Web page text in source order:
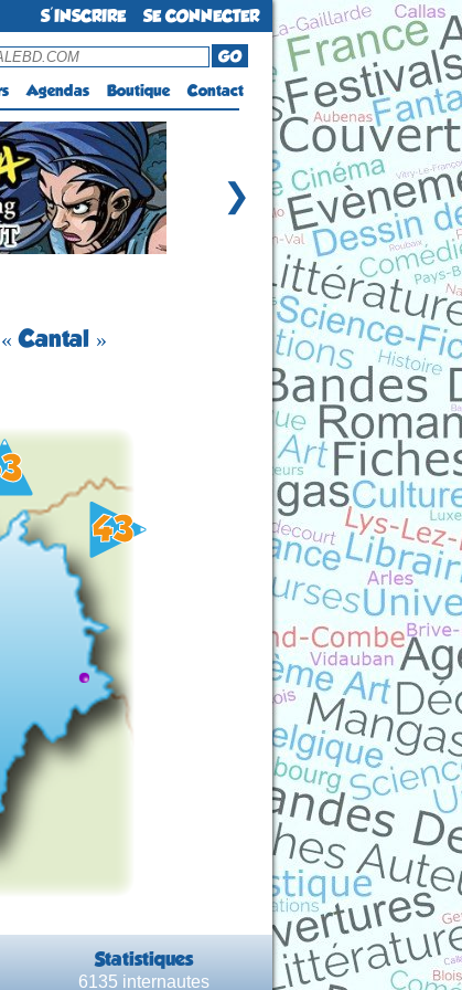
S'INSCRIRE
SE CONNECTER
GO
Agendas Boutique Contact
❯
Cantal »
Statistiques
6135 internautes